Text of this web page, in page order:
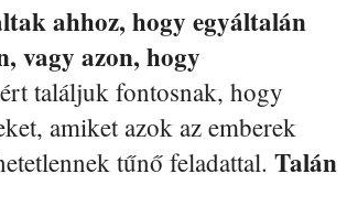
ahhoz, hogy egyáltalán
vagy azon, hogy
találjuk fontosnak, hogy
amiket azok az emberek
tűnő feladattal. Talán